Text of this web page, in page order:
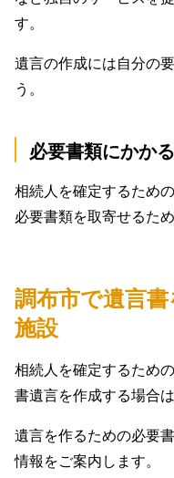
す。
遺言の作成には自分の
う。
必要書類にかか
相続人を確定するため
必要書類を取寄せるた
調布市で遺言
施設
相続人を確定するため
書遺言を作成する場合
遺言を作るための必要
情報をご案内します。